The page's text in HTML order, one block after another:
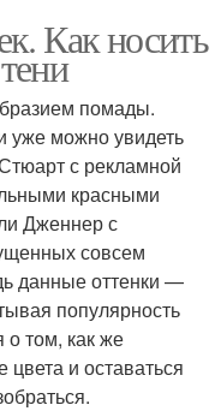
Как носить
помады.
уже можно увидеть
с рекламной
красными
Дженнер с
совсем
данные оттенки —
популярность
о том, как же
и оставаться